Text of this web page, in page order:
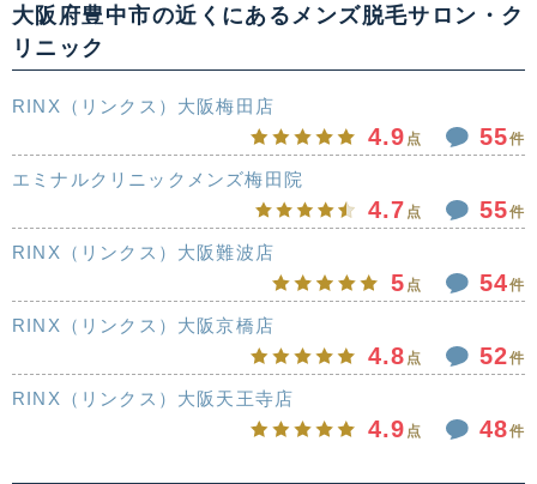
大阪府豊中市の近くにあるメンズ脱毛サロン・ク
リニック
RINX（リンクス）大阪梅田店
4.9 点 55件
エミナルクリニックメンズ梅田院
4.7 点 55件
RINX（リンクス）大阪難波店
5 点 54件
RINX（リンクス）大阪京橋店
4.8 点 52件
RINX（リンクス）大阪天王寺店
4.9 点 48件